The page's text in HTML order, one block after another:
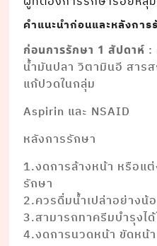
คําแนะนําก่อนและหลังการ
ก่อนการรักษา 1 สัปดาห์ :
นํ้ามันปลา วิตามินอี สาร
แก้ปวดในกลุ่ม
Aspirin และ NSAID
หลังการรักษา
1.งดการล้างหน้า หรือแ
รักษา
2.ควรดื่มนํ้าเปล่าอย่างน้
3.สามารถทาครีมบํารุงไ
4.งดการนวดหน้า ขัดหน้